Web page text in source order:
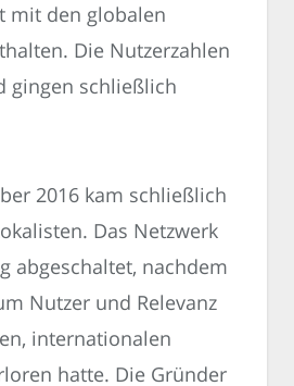
mit den globalen
Die Nutzerzahlen
gingen schließlich
2016 kam schließlich
Das Netzwerk
abgeschaltet, nachdem
Nutzer und Relevanz
internationalen
hatte. Die Gründer